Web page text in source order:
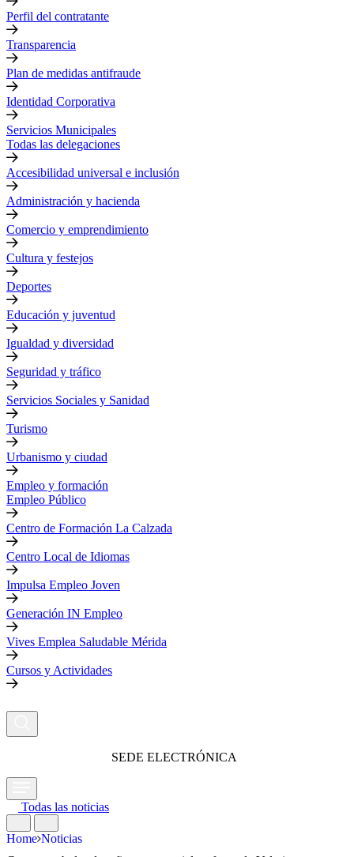
Perfil del contratante
Transparencia
Plan de medidas antifraude
Identidad Corporativa
Servicios Municipales
Todas las delegaciones
Accesibilidad universal e inclusión
Administración y hacienda
Comercio y emprendimiento
Cultura y festejos
Deportes
Educación y juventud
Igualdad y diversidad
Seguridad y tráfico
Servicios Sociales y Sanidad
Turismo
Urbanismo y ciudad
Empleo y formación
Empleo Público
Centro de Formación La Calzada
Centro Local de Idiomas
Impulsa Empleo Joven
Generación IN Empleo
Vives Emplea Saludable Mérida
Cursos y Actividades
SEDE ELECTRÓNICA
Todas las noticias
Home Noticias